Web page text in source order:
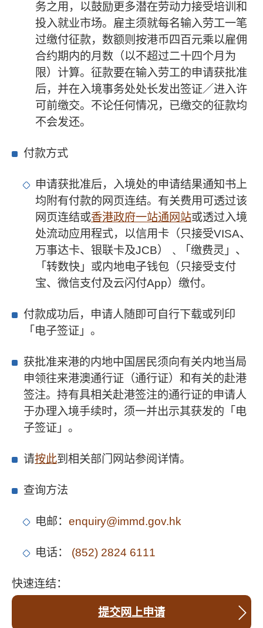
务之用，以鼓励更多潜在劳动力接受培训和
投入就业市场。雇主须就每名输入劳工一笔
过缴付征款，数额则按港币四百元乘以雇佣
合约期内的月数（以不超过二十四个月为
限）计算。征款要在输入劳工的申请获批准
后，并在入境事务处处长发出签证／进入许
可前缴交。不论任何情况，已缴交的征款均
不会发还。
付款方式
申请获批准后，入境处的申请结果通知书上
均附有付款的网页连结。有关费用可透过该
网页连结或香港政府一站通网站或透过入境
处流动应用程式，以信用卡（只接受VISA、
万事达卡、银联卡及JCB）﹑「缴费灵」、
「转数快」或内地电子钱包（只接受支付
宝、微信支付及云闪付App）缴付。
付款成功后，申请人随即可自行下载或列印
「电子签证」。
获批准来港的内地中国居民须向有关内地当局
申领往来港澳通行证（通行证）和有关的赴港
签注。持有具相关赴港签注的通行证的申请人
于办理入境手续时，须一并出示其获发的「电
子签证」。
请按此到相关部门网站参阅详情。
查询方法
电邮： enquiry@immd.gov.hk
电话： (852) 2824 6111
快速连结：
提交网上申请